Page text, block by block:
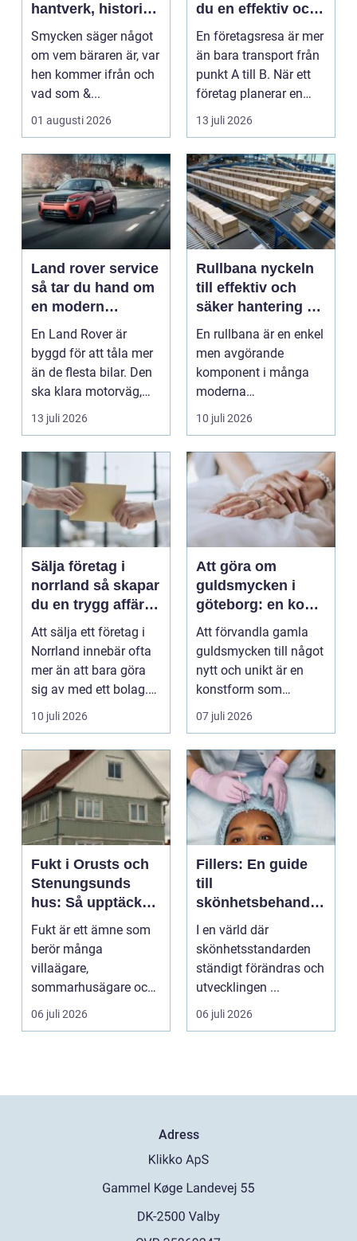
hantverk, historia
och personligt
uttryck
Smycken säger något
om vem bäraren är, var
hen kommer ifrån och
vad som &...
01 augusti 2026
du en effektiv och
minnesvärd resa
En företagsresa är mer
än bara transport från
punkt A till B. När ett
företag planerar en
resa för m...
13 juli 2026
Land rover service
så tar du hand om
en modern
klassiker
En Land Rover är
byggd för att tåla mer
än de flesta bilar. Den
ska klara motorväg,
stadstrafik, gru...
13 juli 2026
Rullbana nyckeln
till effektiv och
säker hantering av
gods
En rullbana är en enkel
men avgörande
komponent i många
moderna
verksamheter. Den
10 juli 2026
Sälja företag i
norrland så skapar
du en trygg affär
från start till mål
Att sälja ett företag i
Norrland innebär ofta
mer än att bara göra
sig av med ett bolag.
För många ä...
10 juli 2026
Att göra om
guldsmycken i
göteborg: en konst
att förnya det
gamla
Att förvandla gamla
guldsmycken till något
nytt och unikt är en
konstform som
kombinerar
07 juli 2026
Fukt i Orusts och
Stenungsunds
hus: Så upptäcker
och åtgärdar du
problemet
Fukt är ett ämne som
berör många
villaägare,
sommarhusägare och
bosta...
06 juli 2026
Fillers: En guide
till
skönhetsbehandli
ngar i Stockholm
I en värld där
skönhetsstandarden
ständigt förändras och
utvecklingen ...
06 juli 2026
Adress